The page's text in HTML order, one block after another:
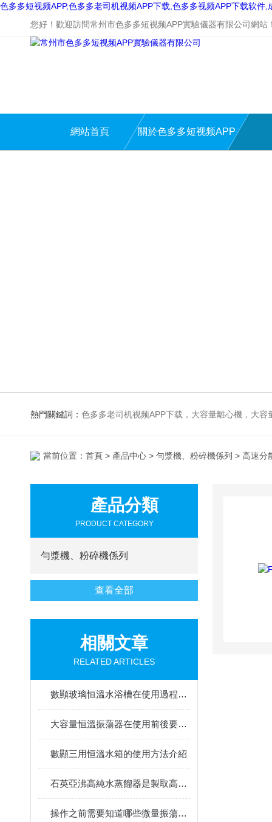
色多多短视频APP,色多多老司机视频APP下载,色多多视频APP下载软件,
您好！歡迎訪問常州市色多多短视频APP實驗儀器有限公司網站
網站首頁 關於色多多短视频APP
熱門關鍵詞： 色多多老司机视频APP下载，大容量離心機，大容量振蕩器，高速冷凍離心機，生化、光照、振蕩培養箱，磁力攪拌器
當前位置： 首頁 > 產品中心 > 勻漿機、粉碎機係列 > 高速分
產品分類
PRODUCT CATEGORY
勻漿機、粉碎機係列
查看全部
相關文章
RELATED ARTICLES
數顯玻璃恒溫水浴槽在使用過程中的常見故障相應解決方法分享
大容量恒溫振蕩器在使用前後要注意哪些事項？
數顯三用恒溫水箱的使用方法介紹
石英亞沸高純水蒸餾器是製取高純試劑和高純水的全封閉石英玻璃儀器
操作之前需要知道哪些微量振蕩器的知識